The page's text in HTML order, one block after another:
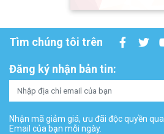
Tìm chúng tôi trên
Đăng ký nhận bản tin:
Nhận mã giảm giá, ưu đãi độc quyền qua
Email của bạn mỗi ngày.